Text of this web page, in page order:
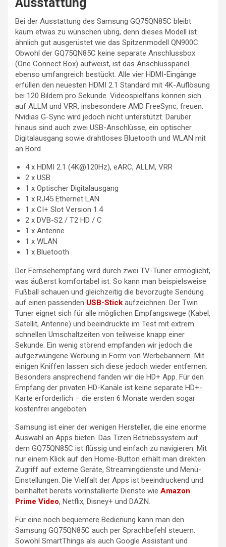
Bei der Ausstattung des Samsung GQ75QN85C bleibt
kaum etwas zu wünschen übrig, denn dieses Modell ist
ähnlich gut ausgerüstet wie das Spitzenmodell QN900C.
Obwohl der GQ75QN85C keine separate Anschlussbox
(One Connect Box) aufweist, ist das Anschlusspanel
ebenso umfangreich bestückt. Alle vier HDMI-Eingänge
erfüllen den neuesten HDMI 2.1 Standard mit 4K-Auflösung
bei 120 Bildern pro Sekunde. Videospielfans können sich
auf ALLM und VRR, insbesondere AMD FreeSync, freuen.
Nvidias G-Sync wird jedoch nicht unterstützt. Darüber
hinaus sind auch zwei USB-Anschlüsse, ein optischer
Digitalausgang sowie drahtloses Bluetooth und WLAN mit
an Bord.
4 x HDMI 2.1 (4K@120Hz), eARC, ALLM, VRR
2 x USB
1 x Optischer Digitalausgang
1 x RJ45 Ethernet LAN
1 x CI+ Slot Version 1.4
2 x DVB-S2 / T2 HD / C
1 x Antenne
1 x WLAN
1 x Bluetooth
Der Fernsehempfang wird durch zwei TV-Tuner ermöglicht,
was äußerst komfortabel ist. So kann man beispielsweise
Fußball schauen und gleichzeitig die bevorzugte Sendung
auf einen passenden USB-Stick aufzeichnen. Der Twin
Tuner eignet sich für alle möglichen Empfangswege (Kabel,
Satellit, Antenne) und beeindruckte im Test mit extrem
schnellen Umschaltzeiten von teilweise knapp einer
Sekunde. Ein wenig störend empfanden wir jedoch die
aufgezwungene Werbung in Form von Werbebannern. Mit
einigen Kniffen lassen sich diese jedoch wieder entfernen.
Besonders ansprechend fanden wir die HD+ App. Für den
Empfang der privaten HD-Kanäle ist keine separate HD+-
Karte erforderlich – die ersten 6 Monate werden sogar
kostenfrei angeboten.
Samsung ist einer der wenigen Hersteller, die eine enorme
Auswahl an Apps bieten. Das Tizen Betriebssystem auf
dem GQ75QN85C ist flüssig und einfach zu navigieren. Mit
nur einem Klick auf den Home-Button erhält man direkten
Zugriff auf externe Geräte, Streamingdienste und Menü-
Einstellungen. Die Vielfalt der Apps ist beeindruckend und
beinhaltet bereits vorinstallierte Dienste wie Amazon
Prime Video, Netflix, Disney+ und DAZN.
Für eine noch bequemere Bedienung kann man den
Samsung GQ75QN85C auch per Sprachbefehl steuern.
Sowohl SmartThings als auch Google Assistant und